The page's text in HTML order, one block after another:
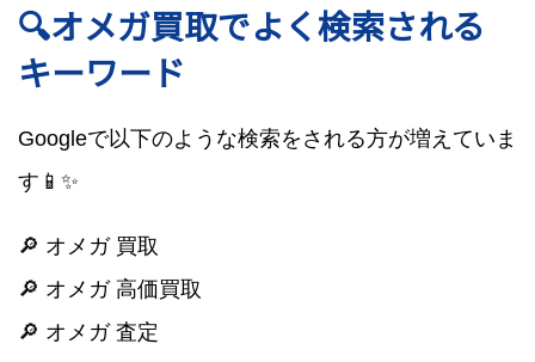
🔍オメガ買取でよく検索される
キーワード
Googleで以下のような検索をされる方が増えていま
す📱✨
🔎 オメガ 買取
🔎 オメガ 高価買取
🔎 オメガ 査定